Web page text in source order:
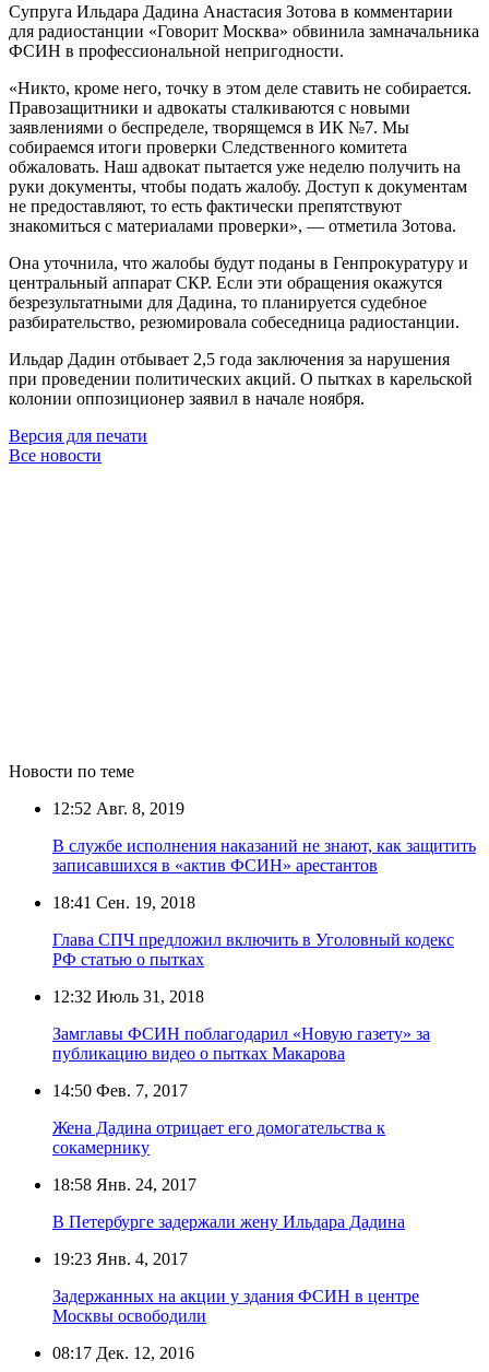
Супруга Ильдара Дадина Анастасия Зотова в комментарии
для радиостанции «Говорит Москва» обвинила замначальника
ФСИН в профессиональной непригодности.
«Никто, кроме него, точку в этом деле ставить не собирается.
Правозащитники и адвокаты сталкиваются с новыми
заявлениями о беспределе, творящемся в ИК №7. Мы
собираемся итоги проверки Следственного комитета
обжаловать. Наш адвокат пытается уже неделю получить на
руки документы, чтобы подать жалобу. Доступ к документам
не предоставляют, то есть фактически препятствуют
знакомиться с материалами проверки», — отметила Зотова.
Она уточнила, что жалобы будут поданы в Генпрокуратуру и
центральный аппарат СКР. Если эти обращения окажутся
безрезультатными для Дадина, то планируется судебное
разбирательство, резюмировала собеседница радиостанции.
Ильдар Дадин отбывает 2,5 года заключения за нарушения
при проведении политических акций. О пытках в карельской
колонии оппозиционер заявил в начале ноября.
Версия для печати
Все новости
Новости по теме
12:52 Авг. 8, 2019
В службе исполнения наказаний не знают, как защитить
записавшихся в «актив ФСИН» арестантов
18:41 Сен. 19, 2018
Глава СПЧ предложил включить в Уголовный кодекс
РФ статью о пытках
12:32 Июль 31, 2018
Замглавы ФСИН поблагодарил «Новую газету» за
публикацию видео о пытках Макарова
14:50 Фев. 7, 2017
Жена Дадина отрицает его домогательства к
сокамернику
18:58 Янв. 24, 2017
В Петербурге задержали жену Ильдара Дадина
19:23 Янв. 4, 2017
Задержанных на акции у здания ФСИН в центре
Москвы освободили
08:17 Дек. 12, 2016